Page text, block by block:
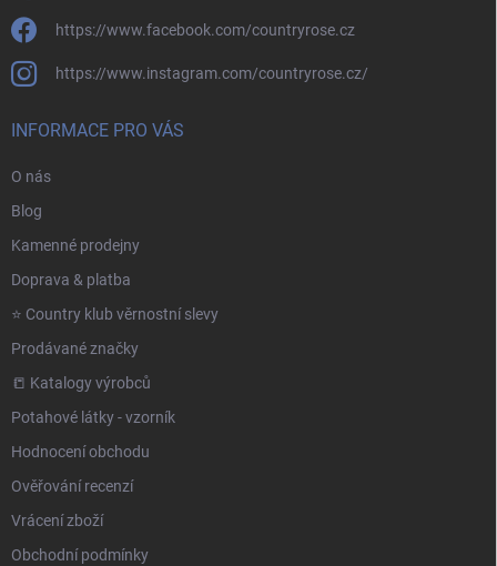
https://www.facebook.com/countryrose.cz
https://www.instagram.com/countryrose.cz/
INFORMACE PRO VÁS
O nás
Blog
Kamenné prodejny
Doprava & platba
⭐️ Country klub věrnostní slevy
Prodávané značky
📒 Katalogy výrobců
Potahové látky - vzorník
Hodnocení obchodu
Ověřování recenzí
Vrácení zboží
Obchodní podmínky